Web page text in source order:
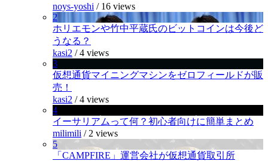
noys-yoshi / 16 views
2
ホリエモンや竹中平蔵氏のビットコインは今後ど
うなる？
kasi2 /4 views
3
仮想通貨マイニングマシンをゼロフィールドが販
売！
kasi2 /4 views
4
イーサリアムって何？初心者向けに簡単まとめ
milimili / 2 views
5
「CAMPFIRE」運営会社が仮想通貨取引所